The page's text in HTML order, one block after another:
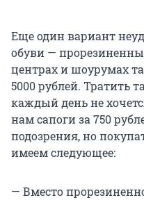
Еще один вариант
обуви —
центрах и шоурумах
5000 рублей. Тратить
каждый день не
нам сапоги за 750
подозрения, но
имеем следующее:
— Вместо